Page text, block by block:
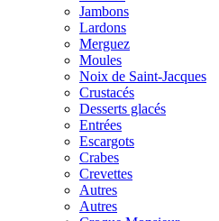
Jambons
Lardons
Merguez
Moules
Noix de Saint-Jacques
Crustacés
Desserts glacés
Entrées
Escargots
Crabes
Crevettes
Autres
Autres